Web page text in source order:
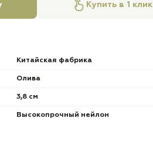
Купить в 1 клик
Китайская фабрика
Олива
3,8 см
Высокопрочный нейлон